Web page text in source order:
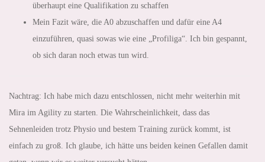
überhaupt eine Qualifikation zu schaffen
Mein Fazit wäre, die A0 abzuschaffen und dafür eine A4
einzuführen, quasi sowas wie eine „Profiliga“. Ich bin gespannt,
ob sich daran noch etwas tun wird.
Nachtrag: Ich habe mich dazu entschlossen, nicht mehr weiterhin mit
Mira im Agility zu starten. Die Wahrscheinlichkeit, dass das
Sehnenleiden trotz Physio und bestem Training zurück kommt, ist
einfach zu groß. Ich glaube, ich hätte uns beiden keinen Gefallen damit